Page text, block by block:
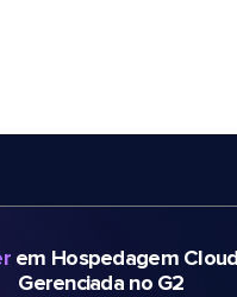
em Hospedagem Cloud
Gerenciada no G2